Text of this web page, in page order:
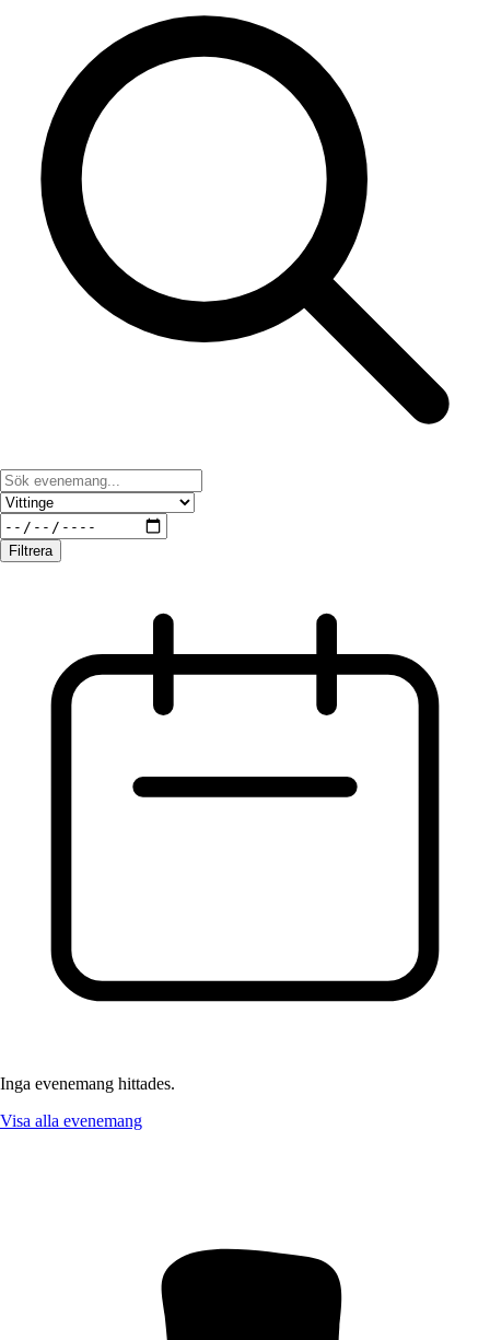
Filtrera
Inga evenemang hittades.
Visa alla evenemang